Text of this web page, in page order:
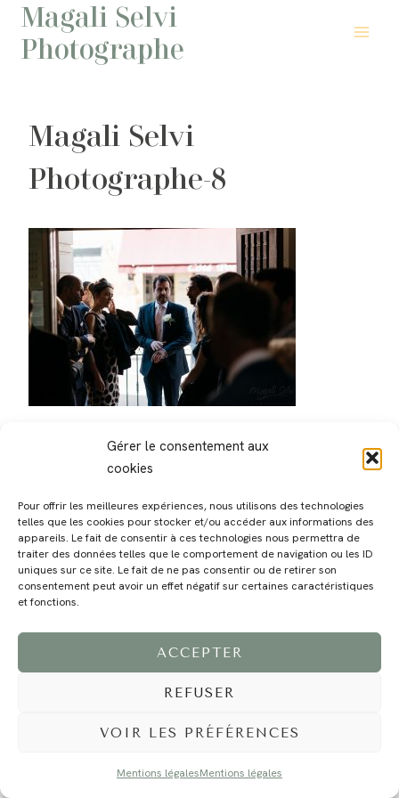
Gérer le consentement aux
cookies
Pour offrir les meilleures expériences, nous utilisons des technologies
telles que les cookies pour stocker et/ou accéder aux informations des
appareils. Le fait de consentir à ces technologies nous permettra de
traiter des données telles que le comportement de navigation ou les ID
uniques sur ce site. Le fait de ne pas consentir ou de retirer son
consentement peut avoir un effet négatif sur certaines caractéristiques
et fonctions.
ACCEPTER
REFUSER
VOIR LES PRÉFÉRENCES
Mentions légalesMentions légales
Aller
contenu
Magali Selvi
Photographe
Magali Selvi
Photographe-8
MAGALI PRESTATIONS YOGA VOYAGE BLOG CONTACT
©2024 EI Magali Selvi - Photographe Famille et Mariage - Nice - Côte d'Azur -